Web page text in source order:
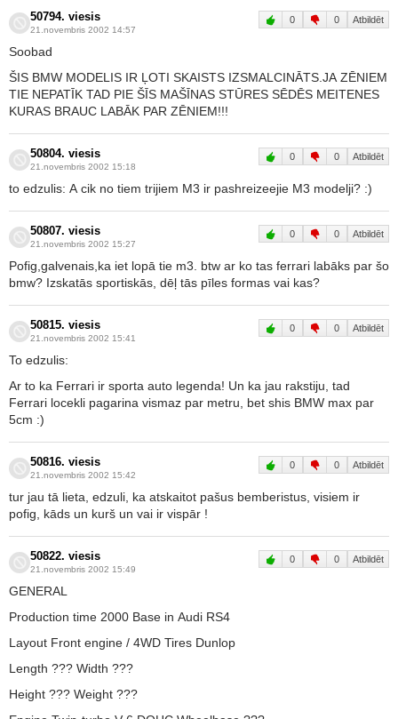
50794. viesis
21.novembris 2002 14:57
0 0 Atbildēt
Soobad
ŠIS BMW MODELIS IR ĻOTI SKAISTS IZSMALCINĀTS.JA ZĒNIEM
TIE NEPATĪK TAD PIE ŠĪS MAŠĪNAS STŪRES SĒDĒS MEITENES
KURAS BRAUC LABĀK PAR ZĒNIEM!!!
50804. viesis
21.novembris 2002 15:18
0 0 Atbildēt
to edzulis: A cik no tiem trijiem M3 ir pashreizeejie M3 modelji? :)
50807. viesis
21.novembris 2002 15:27
0 0 Atbildēt
Pofig,galvenais,ka iet lopā tie m3. btw ar ko tas ferrari labāks par šo
bmw? Izskatās sportiskās, dēļ tās pīles formas vai kas?
50815. viesis
21.novembris 2002 15:41
0 0 Atbildēt
To edzulis:
Ar to ka Ferrari ir sporta auto legenda! Un ka jau rakstiju, tad
Ferrari locekli pagarina vismaz par metru, bet shis BMW max par
5cm :)
50816. viesis
21.novembris 2002 15:42
0 0 Atbildēt
tur jau tā lieta, edzuli, ka atskaitot pašus bemberistus, visiem ir
pofig, kāds un kurš un vai ir vispār !
50822. viesis
21.novembris 2002 15:49
0 0 Atbildēt
GENERAL
Production time 2000 Base in Audi RS4
Layout Front engine / 4WD Tires Dunlop
Length ??? Width ???
Height ??? Weight ???